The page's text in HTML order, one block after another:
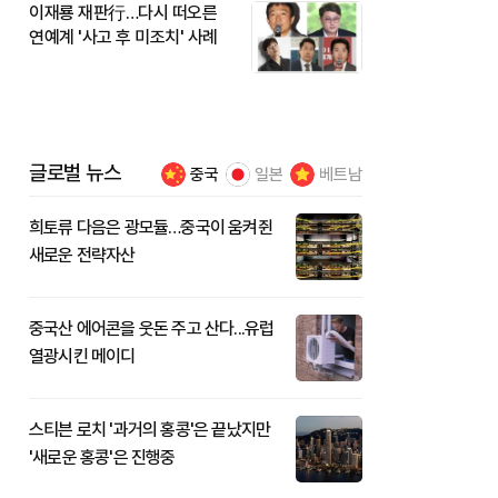
이재룡 재판行…다시 떠오른
연예계 '사고 후 미조치' 사례
글로벌 뉴스 중국 일본 베트남
희토류 다음은 광모듈…중국이 움켜쥔
새로운 전략자산
중국산 에어콘을 웃돈 주고 산다...유럽
열광시킨 메이디
스티븐 로치 '과거의 홍콩'은 끝났지만
'새로운 홍콩'은 진행중